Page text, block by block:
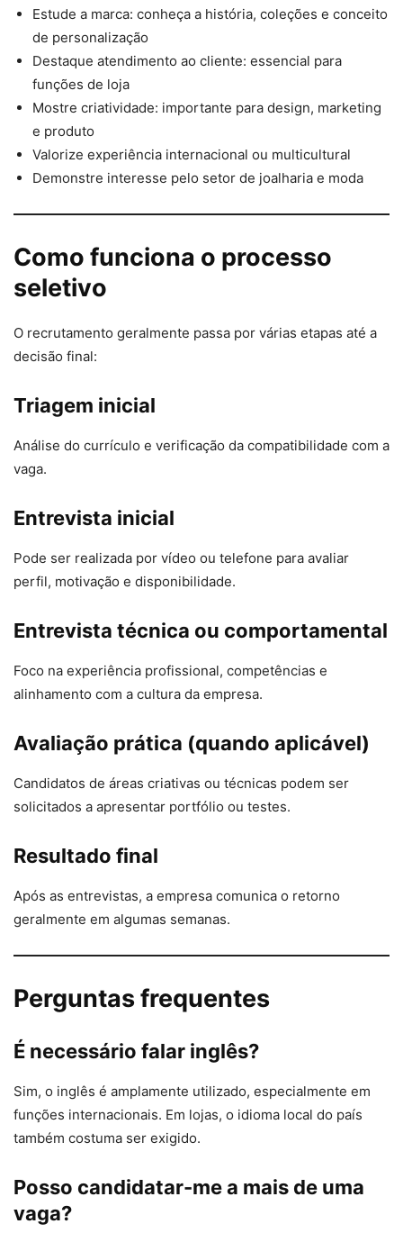
Estude a marca: conheça a história, coleções e conceito
de personalização
Destaque atendimento ao cliente: essencial para
funções de loja
Mostre criatividade: importante para design, marketing
e produto
Valorize experiência internacional ou multicultural
Demonstre interesse pelo setor de joalharia e moda
Como funciona o processo
seletivo
O recrutamento geralmente passa por várias etapas até a
decisão final:
Triagem inicial
Análise do currículo e verificação da compatibilidade com a
vaga.
Entrevista inicial
Pode ser realizada por vídeo ou telefone para avaliar
perfil, motivação e disponibilidade.
Entrevista técnica ou comportamental
Foco na experiência profissional, competências e
alinhamento com a cultura da empresa.
Avaliação prática (quando aplicável)
Candidatos de áreas criativas ou técnicas podem ser
solicitados a apresentar portfólio ou testes.
Resultado final
Após as entrevistas, a empresa comunica o retorno
geralmente em algumas semanas.
Perguntas frequentes
É necessário falar inglês?
Sim, o inglês é amplamente utilizado, especialmente em
funções internacionais. Em lojas, o idioma local do país
também costuma ser exigido.
Posso candidatar-me a mais de uma
vaga?